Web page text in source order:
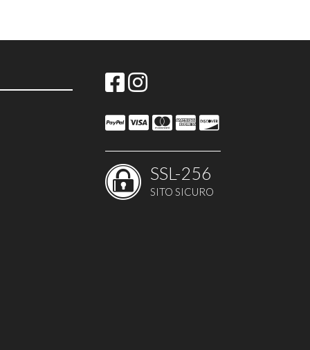
SSL-256
SITO SICURO